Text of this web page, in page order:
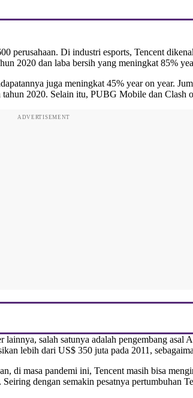
perusahaan. Di industri esports, Tencent
2020 dan laba bersih yang meningkat 85%
juga meningkat 45% year on year.
2020. Selain itu, PUBG Mobile dan
ADVERTISEMENT
salah satunya adalah pengembang
lebih dari US$ 350 juta pada 2011,
masa pandemi ini, Tencent masih bisa
dengan semakin pesatnya pertumbuhan